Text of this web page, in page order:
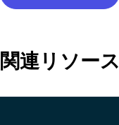
関連リソース